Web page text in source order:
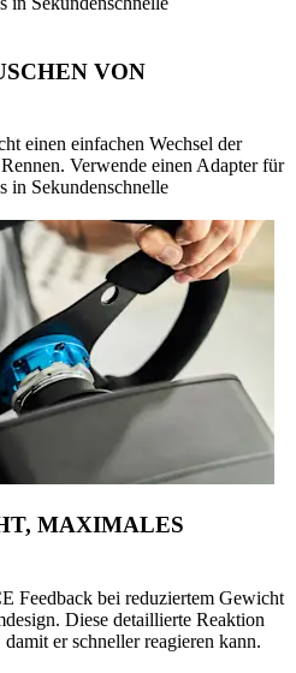
VON
einen einfachen Wechsel der
Verwende einen Adapter für
in Sekundenschnelle
MAXIMALES
Feedback bei reduziertem Gewicht
Diese detaillierte Reaktion
er schneller reagieren kann.